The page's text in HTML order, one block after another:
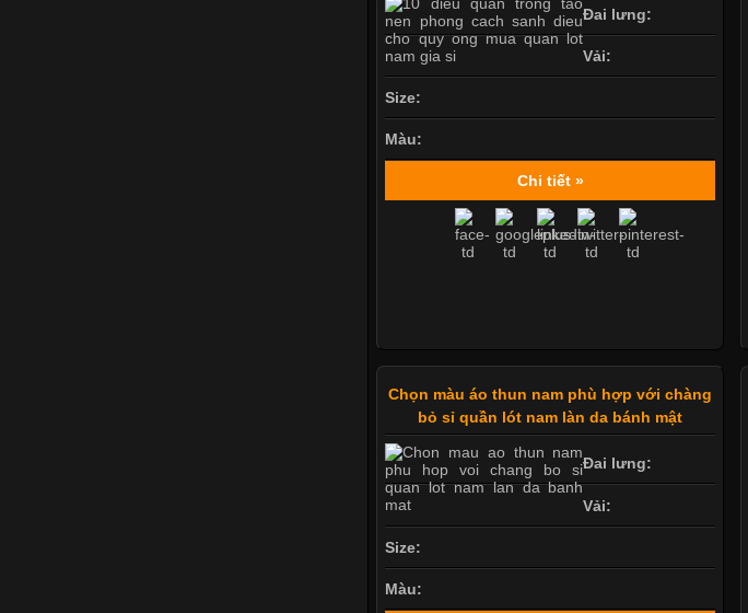
Đai lưng:
Vải:
Size:
Màu:
Chi tiết »
Chọn màu áo thun nam phù hợp với chàng
bỏ sỉ quần lót nam làn da bánh mật
Đai lưng:
Vải:
Size:
Màu: